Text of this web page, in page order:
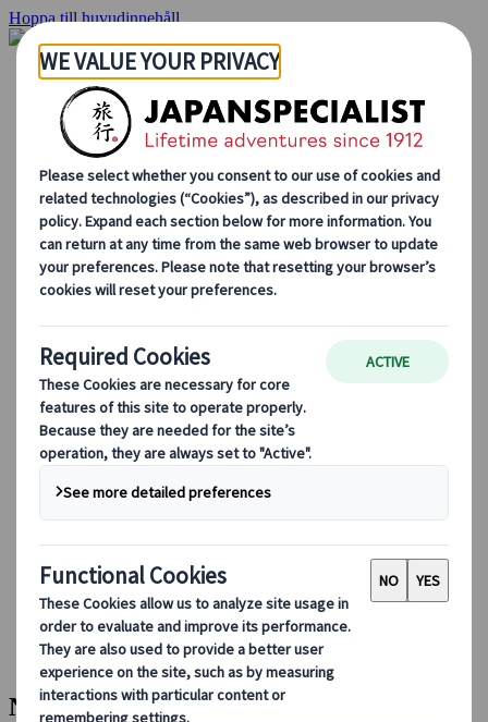
Hoppa till huvudinnehåll
Hemsidan
Resor
Individuellt resande
Gruppresor
Semester med självkörning
Utflykter
Skräddarsydda gruppresor
Japan Rail Pass
Hur vi arbetar
Om oss
Vårt team
Bli en del av vårt team
Säsongsbaserade resetips
Höjdpunkter på resmålet
Kulturella insikter
Kulinariska äventyr
Utforska Japan med tåg
Vanliga frågor och svar
Viktig information
Etikett i Japan
Körning i Japan
Boka med oss
Japan Rail Pass
Boende
Reserådgivning online
Japanspecialist
Destinationer
Alla Resmål
Niseko på sommaren
Niseko på sommaren